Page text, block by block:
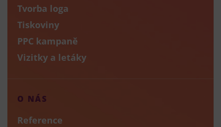
Tvorba loga
Tiskoviny
PPC kampaně
Vizitky a letáky
O NÁS
Reference